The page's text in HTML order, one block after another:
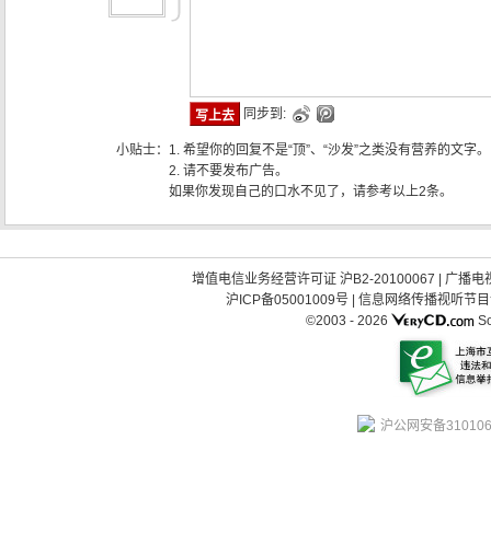
同步到:
小贴士： 1. 希望你的回复不是“顶”、“沙发”之类没有营养的文字。
2. 请不要发布广告。
如果你发现自己的口水不见了，请参考以上2条。
增值电信业务经营许可证 沪B2-20100067 | 广播电
沪ICP备05001009号| 信息网络传播视听节
©2003 - 2026
沪公网安备